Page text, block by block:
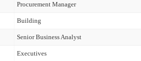
Procurement Manager
Building
Senior Business Analyst
Executives